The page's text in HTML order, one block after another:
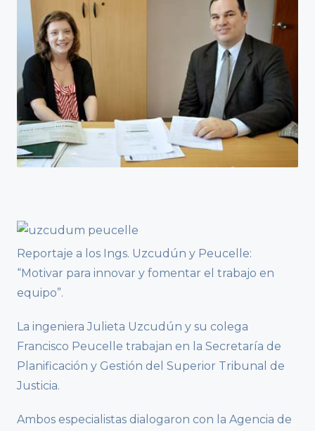
Reportaje a los Ings. Uzcudún y Peucelle:
“Motivar para innovar y fomentar el trabajo en
equipo”.
La ingeniera Julieta Uzcudún y su colega
Francisco Peucelle trabajan en la Secretaría de
Planificación y Gestión del Superior Tribunal de
Justicia.
Ambos especialistas dialogaron con la Agencia de